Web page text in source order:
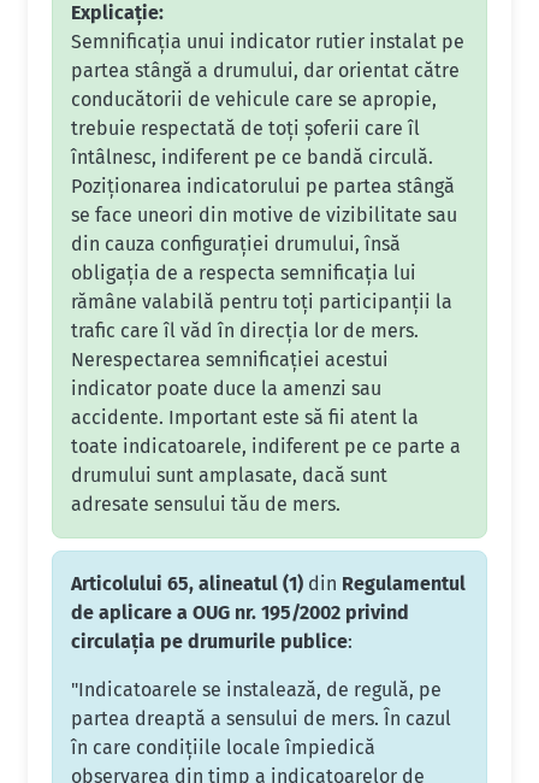
Explicație:
Semnificația unui indicator rutier instalat pe
partea stângă a drumului, dar orientat către
conducătorii de vehicule care se apropie,
trebuie respectată de toți șoferii care îl
întâlnesc, indiferent pe ce bandă circulă.
Poziționarea indicatorului pe partea stângă
se face uneori din motive de vizibilitate sau
din cauza configurației drumului, însă
obligația de a respecta semnificația lui
rămâne valabilă pentru toți participanții la
trafic care îl văd în direcția lor de mers.
Nerespectarea semnificației acestui
indicator poate duce la amenzi sau
accidente. Important este să fii atent la
toate indicatoarele, indiferent pe ce parte a
drumului sunt amplasate, dacă sunt
adresate sensului tău de mers.
Articolului 65, alineatul (1)din Regulamentul
de aplicare a OUG nr. 195/2002 privind
circulația pe drumurile publice:
"Indicatoarele se instalează, de regulă, pe
partea dreaptă a sensului de mers. În cazul
în care condițiile locale împiedică
observarea din timp a indicatoarelor de